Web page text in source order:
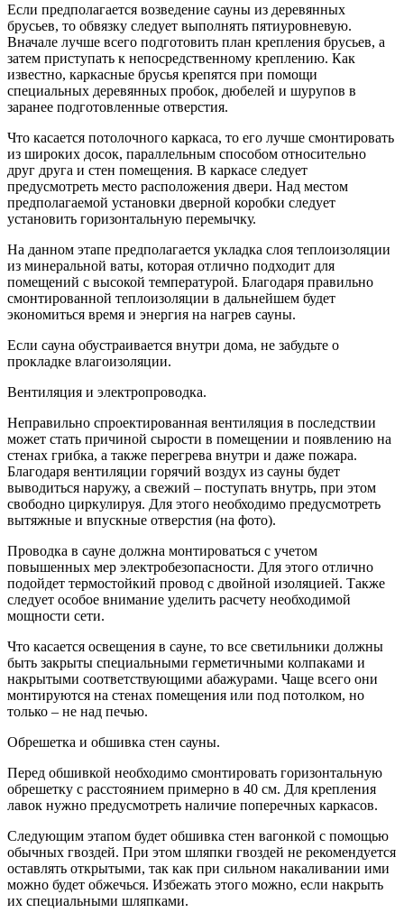
Если предполагается возведение сауны из деревянных
брусьев, то обвязку следует выполнять пятиуровневую.
Вначале лучше всего подготовить план крепления брусьев, а
затем приступать к непосредственному креплению. Как
известно, каркасные брусья крепятся при помощи
специальных деревянных пробок, дюбелей и шурупов в
заранее подготовленные отверстия.
Что касается потолочного каркаса, то его лучше смонтировать
из широких досок, параллельным способом относительно
друг друга и стен помещения. В каркасе следует
предусмотреть место расположения двери. Над местом
предполагаемой установки дверной коробки следует
установить горизонтальную перемычку.
На данном этапе предполагается укладка слоя теплоизоляции
из минеральной ваты, которая отлично подходит для
помещений с высокой температурой. Благодаря правильно
смонтированной теплоизоляции в дальнейшем будет
экономиться время и энергия на нагрев сауны.
Если сауна обустраивается внутри дома, не забудьте о
прокладке влагоизоляции.
Вентиляция и электропроводка.
Неправильно спроектированная вентиляция в последствии
может стать причиной сырости в помещении и появлению на
стенах грибка, а также перегрева внутри и даже пожара.
Благодаря вентиляции горячий воздух из сауны будет
выводиться наружу, а свежий – поступать внутрь, при этом
свободно циркулируя. Для этого необходимо предусмотреть
вытяжные и впускные отверстия (на фото).
Проводка в сауне должна монтироваться с учетом
повышенных мер электробезопасности. Для этого отлично
подойдет термостойкий провод с двойной изоляцией. Также
следует особое внимание уделить расчету необходимой
мощности сети.
Что касается освещения в сауне, то все светильники должны
быть закрыты специальными герметичными колпаками и
накрытыми соответствующими абажурами. Чаще всего они
монтируются на стенах помещения или под потолком, но
только – не над печью.
Обрешетка и обшивка стен сауны.
Перед обшивкой необходимо смонтировать горизонтальную
обрешетку с расстоянием примерно в 40 см. Для крепления
лавок нужно предусмотреть наличие поперечных каркасов.
Следующим этапом будет обшивка стен вагонкой с помощью
обычных гвоздей. При этом шляпки гвоздей не рекомендуется
оставлять открытыми, так как при сильном накаливании ими
можно будет обжечься. Избежать этого можно, если накрыть
их специальными шляпками.